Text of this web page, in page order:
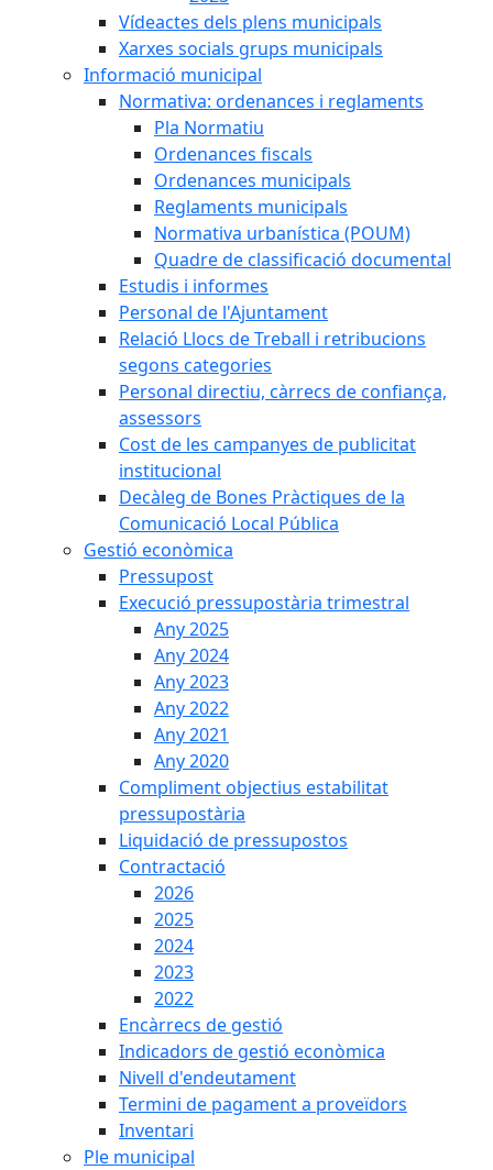
Vídeactes dels plens municipals
Xarxes socials grups municipals
Informació municipal
Normativa: ordenances i reglaments
Pla Normatiu
Ordenances fiscals
Ordenances municipals
Reglaments municipals
Normativa urbanística (POUM)
Quadre de classificació documental
Estudis i informes
Personal de l'Ajuntament
Relació Llocs de Treball i retribucions
segons categories
Personal directiu, càrrecs de confiança,
assessors
Cost de les campanyes de publicitat
institucional
Decàleg de Bones Pràctiques de la
Comunicació Local Pública
Gestió econòmica
Pressupost
Execució pressupostària trimestral
Any 2025
Any 2024
Any 2023
Any 2022
Any 2021
Any 2020
Compliment objectius estabilitat
pressupostària
Liquidació de pressupostos
Contractació
2026
2025
2024
2023
2022
Encàrrecs de gestió
Indicadors de gestió econòmica
Nivell d'endeutament
Termini de pagament a proveïdors
Inventari
Ple municipal